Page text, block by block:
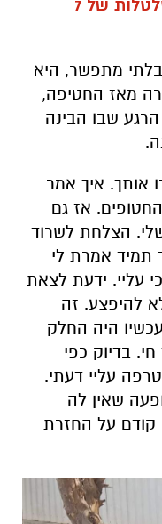
מאז החטיפה,
שבו הבינה
אותך. איך אמר
אז גם
הצלחת לשרוד
עליי. ידעת לצאת
להיפצע. זה
היה החלק
בדיוק כפי
עליי דעתי.
שאין לה
קודם על החזרת